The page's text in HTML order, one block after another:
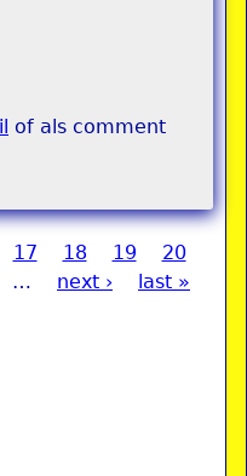
of als comment
17 18 19
20
… next › last »